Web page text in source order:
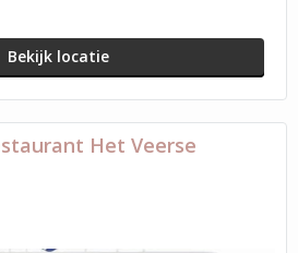
Bekijk locatie
Het Veerse